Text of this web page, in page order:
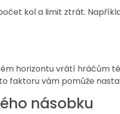
kol a limit ztrát.
horizontu vrátí
faktoru vám pomůže
násobku